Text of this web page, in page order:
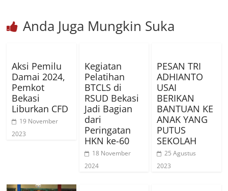
Anda Juga Mungkin Suka
Aksi Pemilu
Damai 2024,
Pemkot
Bekasi
Liburkan CFD
19 November
2023
Kegiatan
Pelatihan
BTCLS di
RSUD Bekasi
Jadi Bagian
dari
Peringatan
HKN ke-60
18 November
2024
PESAN TRI
ADHIANTO
USAI
BERIKAN
BANTUAN KE
ANAK YANG
PUTUS
SEKOLAH
25 Agustus
2023